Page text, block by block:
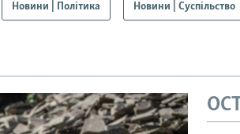
Новини | Політика Новини | Суспільство